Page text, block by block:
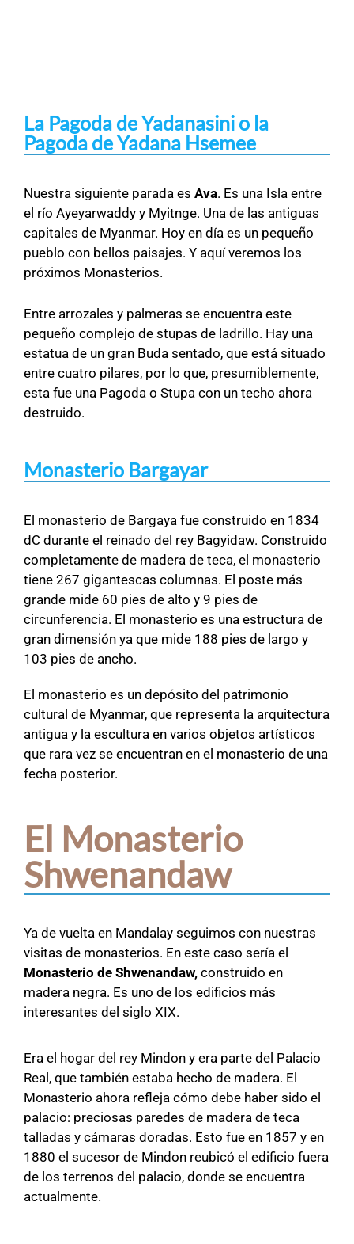
La Pagoda de Yadanasini o la
Pagoda de Yadana Hsemee
Nuestra siguiente parada es Ava. Es una Isla entre
el río Ayeyarwaddy y Myitnge. Una de las antiguas
capitales de Myanmar. Hoy en día es un pequeño
pueblo con bellos paisajes. Y aquí veremos los
próximos Monasterios.
Entre arrozales y palmeras se encuentra este
pequeño complejo de stupas de ladrillo. Hay una
estatua de un gran Buda sentado, que está situado
entre cuatro pilares, por lo que, presumiblemente,
esta fue una Pagoda o Stupa con un techo ahora
destruido.
Monasterio Bargayar
El monasterio de Bargaya fue construido en 1834
dC durante el reinado del rey Bagyidaw. Construido
completamente de madera de teca, el monasterio
tiene 267 gigantescas columnas. El poste más
grande mide 60 pies de alto y 9 pies de
circunferencia. El monasterio es una estructura de
gran dimensión ya que mide 188 pies de largo y
103 pies de ancho.
El monasterio es un depósito del patrimonio
cultural de Myanmar, que representa la arquitectura
antigua y la escultura en varios objetos artísticos
que rara vez se encuentran en el monasterio de una
fecha posterior.
El Monasterio
Shwenandaw
Ya de vuelta en Mandalay seguimos con nuestras
visitas de monasterios. En este caso sería el
Monasterio de Shwenandaw, construido en
madera negra. Es uno de los edificios más
interesantes del siglo XIX.
Era el hogar del rey Mindon y era parte del Palacio
Real, que también estaba hecho de madera. El
Monasterio ahora refleja cómo debe haber sido el
palacio: preciosas paredes de madera de teca
talladas y cámaras doradas. Esto fue en 1857 y en
1880 el sucesor de Mindon reubicó el edificio fuera
de los terrenos del palacio, donde se encuentra
actualmente.